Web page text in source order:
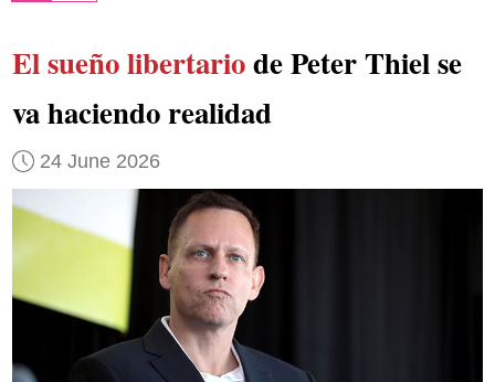
El sueño libertariode Peter Thiel se
va haciendo realidad
24 June 2026